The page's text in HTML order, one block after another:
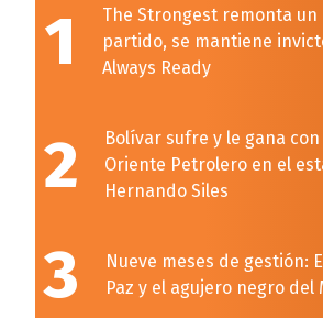
1
The Strongest remonta un
partido, se mantiene
Always Ready
2
Bolívar sufre y le gana
Oriente Petrolero en el
Hernando Siles
3
Nueve meses de gestión:
Paz y el agujero negro del